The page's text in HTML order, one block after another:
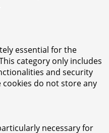
essential for the
category only includes
and security
cookies do not store any
necessary for